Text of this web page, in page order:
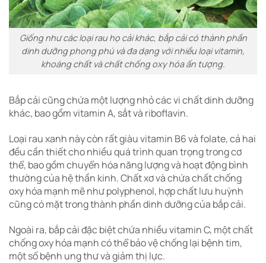
Giống như các loại rau họ cải khác, bắp cải có thành phần
dinh dưỡng phong phú và đa dạng với nhiều loại vitamin,
khoáng chất và chất chống oxy hóa ấn tượng.
Bắp cải cũng chứa một lượng nhỏ các vi chất dinh dưỡng
khác, bao gồm vitamin A, sắt và riboflavin.
Loại rau xanh này còn rất giàu vitamin B6 và folate, cả hai
đều cần thiết cho nhiều quá trình quan trọng trong cơ
thể, bao gồm chuyển hóa năng lượng và hoạt động bình
thường của hệ thần kinh. Chất xơ và chứa chất chống
oxy hóa mạnh mẽ như polyphenol, hợp chất lưu huỳnh
cũng có mặt trong thành phần dinh dưỡng của bắp cải.
Ngoài ra, bắp cải đặc biệt chứa nhiều vitamin C, một chất
chống oxy hóa mạnh có thể bảo vệ chống lại bệnh tim,
một số bệnh ung thư và giảm thị lực.